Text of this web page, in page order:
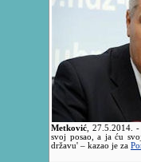
Metković ,27.5.2014.-
svoj posao, a ja ću
državu' – kazao je za